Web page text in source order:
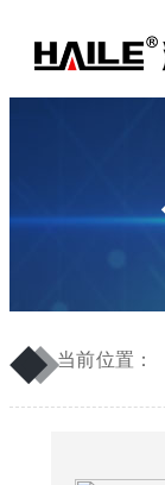
◆
◆当前位置：